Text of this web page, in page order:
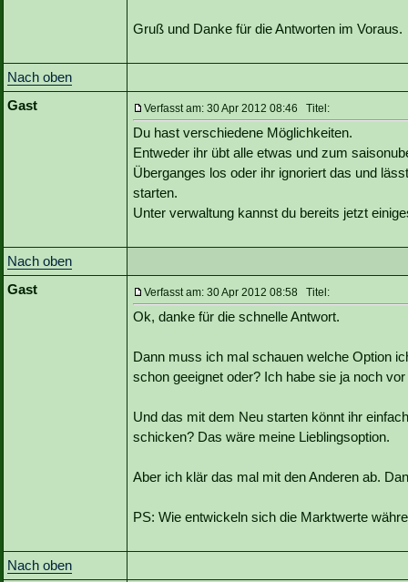
Gruß und Danke für die Antworten im Voraus.
Nach oben
Gast
Verfasst am: 30 Apr 2012 08:46 Titel:
Du hast verschiedene Möglichkeiten.
Entweder ihr übt alle etwas und zum
Überganges los oder ihr ignoriert das und
starten.
Unter verwaltung kannst du bereits jetzt
Nach oben
Gast
Verfasst am: 30 Apr 2012 08:58 Titel:
Ok, danke für die schnelle Antwort.
Dann muss ich mal schauen welche Option
schon geeignet oder? Ich habe sie ja noch
Und das mit dem Neu starten könnt ihr
schicken? Das wäre meine Lieblingsoption.
Aber ich klär das mal mit den Anderen ab.
PS: Wie entwickeln sich die Marktwerte
Nach oben